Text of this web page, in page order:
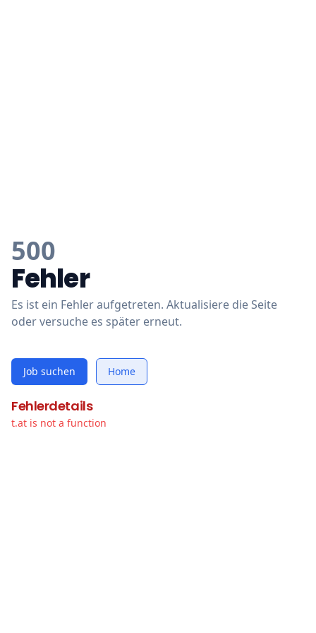
500
Fehler
Es ist ein Fehler aufgetreten. Aktualisiere die Seite
oder versuche es später erneut.
Job suchen Home
Fehlerdetails
t.at is not a function